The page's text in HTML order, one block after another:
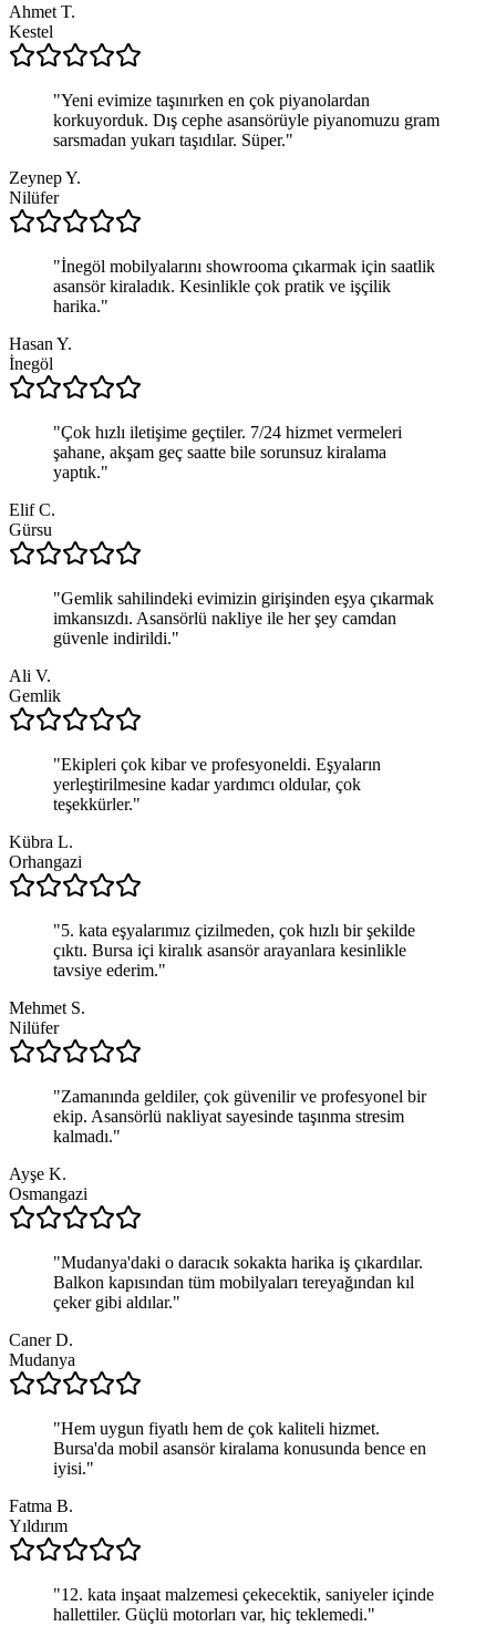
Ahmet T.
Kestel
"Yeni evimize taşınırken en çok piyanolardan
korkuyorduk. Dış cephe asansörüyle piyanomuzu gram
sarsmadan yukarı taşıdılar. Süper."
Zeynep Y.
Nilüfer
"İnegöl mobilyalarını showrooma çıkarmak için saatlik
asansör kiraladık. Kesinlikle çok pratik ve işçilik
harika."
Hasan Y.
İnegöl
"Çok hızlı iletişime geçtiler. 7/24 hizmet vermeleri
şahane, akşam geç saatte bile sorunsuz kiralama
yaptık."
Elif C.
Gürsu
"Gemlik sahilindeki evimizin girişinden eşya çıkarmak
imkansızdı. Asansörlü nakliye ile her şey camdan
güvenle indirildi."
Ali V.
Gemlik
"Ekipleri çok kibar ve profesyoneldi. Eşyaların
yerleştirilmesine kadar yardımcı oldular, çok
teşekkürler."
Kübra L.
Orhangazi
"5. kata eşyalarımız çizilmeden, çok hızlı bir şekilde
çıktı. Bursa içi kiralık asansör arayanlara kesinlikle
tavsiye ederim."
Mehmet S.
Nilüfer
"Zamanında geldiler, çok güvenilir ve profesyonel bir
ekip. Asansörlü nakliyat sayesinde taşınma stresim
kalmadı."
Ayşe K.
Osmangazi
"Mudanya'daki o daracık sokakta harika iş çıkardılar.
Balkon kapısından tüm mobilyaları tereyağından kıl
çeker gibi aldılar."
Caner D.
Mudanya
"Hem uygun fiyatlı hem de çok kaliteli hizmet.
Bursa'da mobil asansör kiralama konusunda bence en
iyisi."
Fatma B.
Yıldırım
"12. kata inşaat malzemesi çekecektik, saniyeler içinde
hallettiler. Güçlü motorları var, hiç teklemedi."